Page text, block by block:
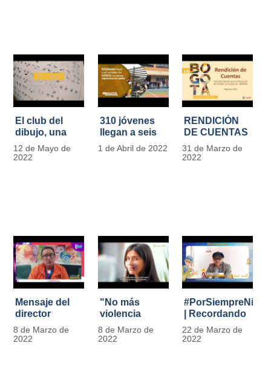
El club del
dibujo, una
apuesta para
formar
12 de Mayo de
2022
310 jóvenes
llegan a seis
unidades del
IDIPRON con
1 de Abril de 2022
RENDICIÓN
DE CUENTAS
IDIPRON |
Vigencia 2021
31 de Marzo de
2022
Mensaje del
director
Carlos Marín |
Día
8 de Marzo de
2022
"No más
violencia
contra la
mujer" | 8
8 de Marzo de
2022
| Recordando
al Padre
Javier de
22 de Marzo de
2022